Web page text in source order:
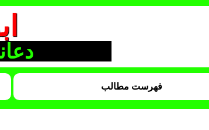
فهرست مطالب